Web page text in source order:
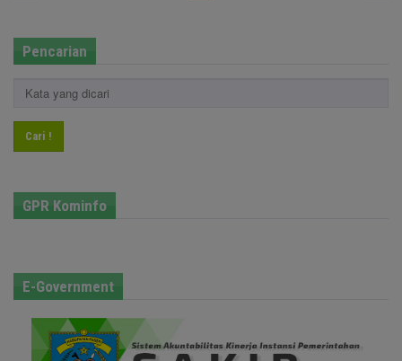
Pencarian
Cari !
GPR Kominfo
E-Government